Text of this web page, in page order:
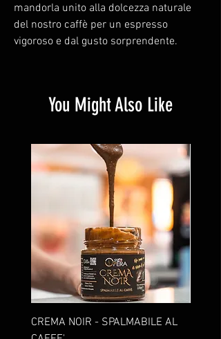
mandorla unito alla dolcezza naturale
del nostro caffè per un espresso
vigoroso e dal gusto sorprendente.
You Might Also Like
CREMA NOIR - SPALMABILE AL